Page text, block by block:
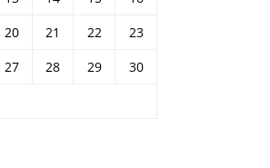
20 21 22
23
27 28 29
30